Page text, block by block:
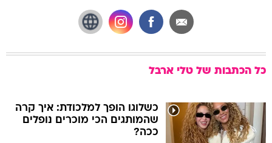
כל הכתבות של טלי ארבל
כשלוגו הופך למלכודת: איך קרה
שהמותגים הכי מוכרים נופלים
ככה?